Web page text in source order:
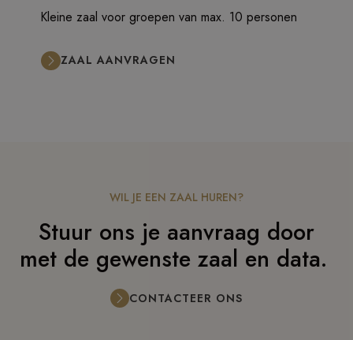
Kleine zaal voor groepen van max. 10 personen
ZAAL AANVRAGEN
WIL JE EEN ZAAL HUREN?
Stuur ons je aanvraag door
met de gewenste zaal en data.
CONTACTEER ONS